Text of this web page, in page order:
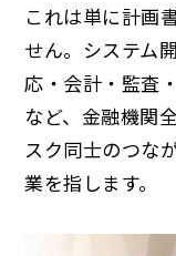
これは単に計画
せん。システム
応・会計・監査
など、金融機関
スク同士のつな
業を指します。